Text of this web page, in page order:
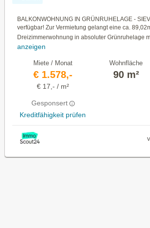
BALKONWOHNUNG IN GRÜNRUHELAGE -
verfügbar! Zur Vermietung gelangt eine ca.
Dreizimmerwohnung in absoluter Grünruhelage
anzeigen
Miete / Monat
€ 1.578,-
€ 17,- / m²
Gesponsert
Kreditfähigkeit prüfen
Wohnfläche
90 m²